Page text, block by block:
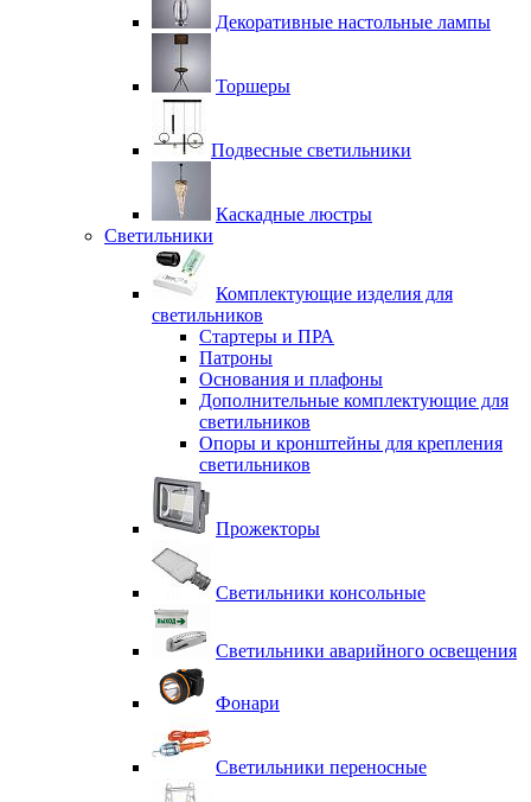
Декоративные настольные лампы
Торшеры
Подвесные светильники
Каскадные люстры
Светильники
Комплектующие изделия для
светильников
Стартеры и ПРА
Патроны
Основания и плафоны
Дополнительные комплектующие для
светильников
Опоры и кронштейны для крепления
светильников
Прожекторы
Светильники консольные
Светильники аварийного освещения
Фонари
Светильники переносные